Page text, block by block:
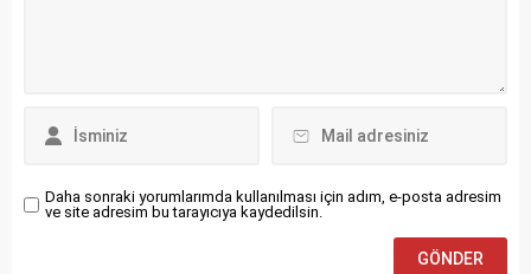
Daha sonraki yorumlarımda kullanılması için adım, e-posta adresim
ve site adresim bu tarayıcıya kaydedilsin.